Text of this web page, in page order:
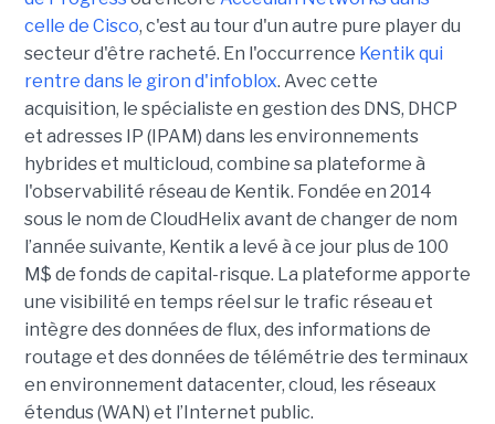
celle de Cisco, c'est au tour d'un autre pure player du
secteur d'être racheté. En l'occurrence Kentik qui
rentre dans le giron d'infoblox. Avec cette
acquisition, le spécialiste en gestion des DNS, DHCP
et adresses IP (IPAM) dans les environnements
hybrides et multicloud, combine sa plateforme à
l'observabilité réseau de Kentik. Fondée en 2014
sous le nom de CloudHelix avant de changer de nom
l’année suivante, Kentik a levé à ce jour plus de 100
M$ de fonds de capital-risque. La plateforme apporte
une visibilité en temps réel sur le trafic réseau et
intègre des données de flux, des informations de
routage et des données de télémétrie des terminaux
en environnement datacenter, cloud, les réseaux
étendus (WAN) et l’Internet public.